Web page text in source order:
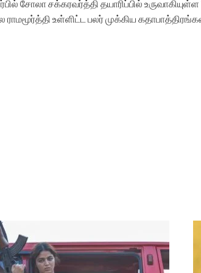
சக்கரவர்த்தி தயாரிப்பில் உருவாகியுள்ள
உள்ளிட்ட பலர் முக்கிய